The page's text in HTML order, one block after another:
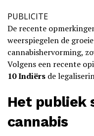
PUBLICITE
De recente
weerspiegelen de
cannabishervorming,
Volgens een recente
10 Indiërs de
Het publiek
cannabis